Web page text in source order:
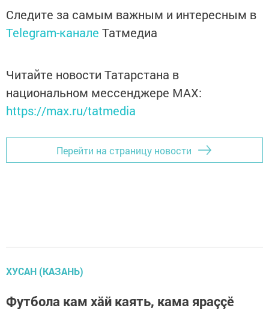
Следите за самым важным и интересным в
Telegram-канале Татмедиа
Читайте новости Татарстана в
национальном мессенджере MАХ:
https://max.ru/tatmedia
Перейти на страницу новости
ХУСАН (КАЗАНЬ)
Футбола кам хăй каять, кама яраççӗ